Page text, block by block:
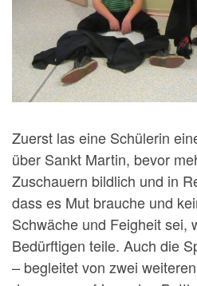
Zuerst las eine Schülerin
über Sankt Martin, bevor
Zuschauern bildlich und in
dass es Mut brauche und
Schwäche und Feigheit sei,
Bedürftigen teile. Auch die
– begleitet von zwei